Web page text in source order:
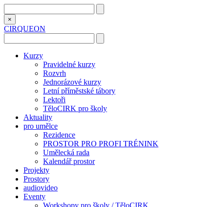
×
CIRQUEON
Kurzy
Pravidelné kurzy
Rozvrh
Jednorázové kurzy
Letní příměstské tábory
Lektoři
TěloCIRK pro školy
Aktuality
pro umělce
Rezidence
PROSTOR PRO PROFI TRÉNINK
Umělecká rada
Kalendář prostor
Projekty
Prostory
audiovideo
Eventy
Workshopy pro školy / TěloCIRK